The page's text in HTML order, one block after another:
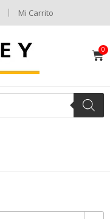
Mi Carrito